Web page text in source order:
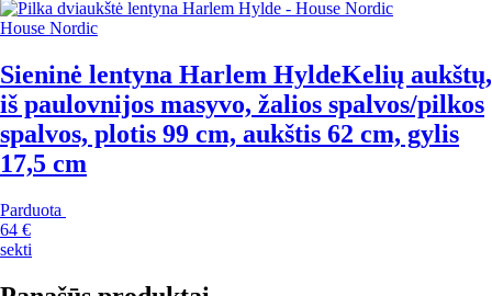
House Nordic
Sieninė lentyna Harlem HyldeKelių aukštų,
iš paulovnijos masyvo, žalios spalvos/pilkos
spalvos, plotis 99 cm, aukštis 62 cm, gylis
17,5 cm
Parduota
64 €
sekti